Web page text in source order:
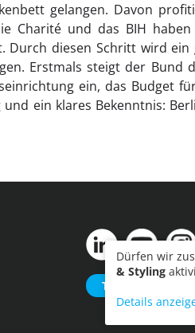
gelangen. Davon
Charité und das BIH haben
Durch diesen Schritt wird ein
Erstmals steigt der Bund
ein, das Budget
ein klares Bekenntnis:
Termin einreichen
Dürfen wir
& Styling
Details